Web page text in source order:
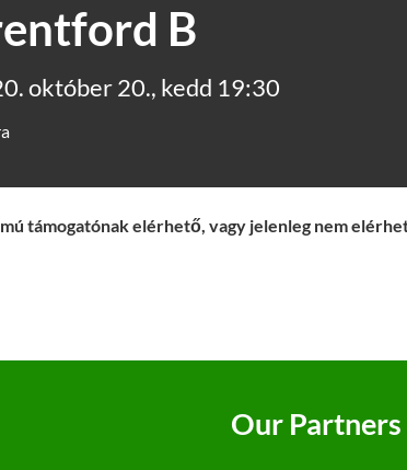
B
október 20., kedd 19:30
támogatónak elérhető, vagy jelenleg nem
Our Partners